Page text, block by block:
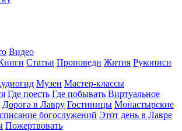
Видео
Статьи Проповеди Жития Рукописи
Музеи Мастер-классы
Где поесть Где побывать Виртуальное
Дорога в Лавру Гостиницы Монастырские
богослужений Этот день в Лавре
Пожертвовать